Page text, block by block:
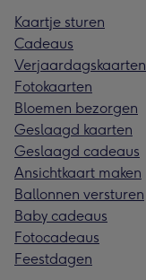
Kaartje sturen
Cadeaus
Verjaardagskaarten
Fotokaarten
Bloemen bezorgen
Geslaagd kaarten
Geslaagd cadeaus
Ansichtkaart maken
Ballonnen versturen
Baby cadeaus
Fotocadeaus
Feestdagen